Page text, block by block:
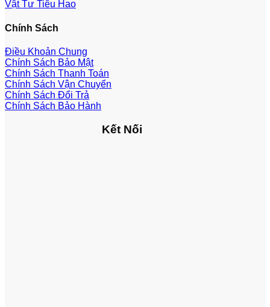
Vật Tư Tiêu Hao
Chính Sách
Điều Khoản Chung
Chính Sách Bảo Mật
Chính Sách Thanh Toán
Chính Sách Vận Chuyển
Chính Sách Đổi Trả
Chính Sách Bảo Hành
Kết Nối